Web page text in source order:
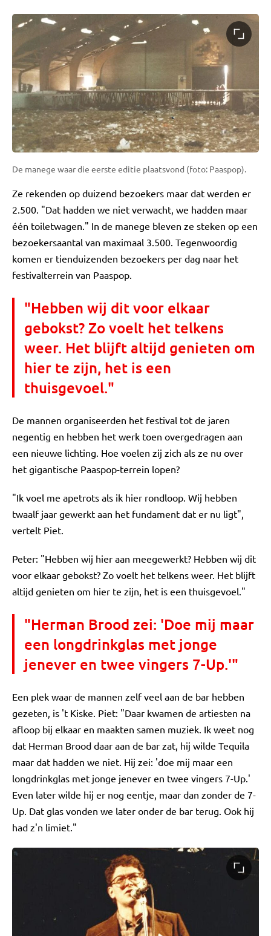
De manege waar die eerste editie plaatsvond (foto: Paaspop).
Ze rekenden op duizend bezoekers maar dat werden er
2.500. "Dat hadden we niet verwacht, we hadden maar
één toiletwagen." In de manege bleven ze steken op een
bezoekersaantal van maximaal 3.500. Tegenwoordig
komen er tienduizenden bezoekers per dag naar het
festivalterrein van Paaspop.
"Hebben wij dit voor elkaar
gebokst? Zo voelt het telkens
weer. Het blijft altijd genieten om
hier te zijn, het is een
thuisgevoel."
De mannen organiseerden het festival tot de jaren
negentig en hebben het werk toen overgedragen aan
een nieuwe lichting. Hoe voelen zij zich als ze nu over
het gigantische Paaspop-terrein lopen?
"Ik voel me apetrots als ik hier rondloop. Wij hebben
twaalf jaar gewerkt aan het fundament dat er nu ligt",
vertelt Piet.
Peter: "Hebben wij hier aan meegewerkt? Hebben wij dit
voor elkaar gebokst? Zo voelt het telkens weer. Het blijft
altijd genieten om hier te zijn, het is een thuisgevoel."
"Herman Brood zei: 'Doe mij maar
een longdrinkglas met jonge
jenever en twee vingers 7-Up.'"
Een plek waar de mannen zelf veel aan de bar hebben
gezeten, is 't Kiske. Piet: "Daar kwamen de artiesten na
afloop bij elkaar en maakten samen muziek. Ik weet nog
dat Herman Brood daar aan de bar zat, hij wilde Tequila
maar dat hadden we niet. Hij zei: 'doe mij maar een
longdrinkglas met jonge jenever en twee vingers 7-Up.'
Even later wilde hij er nog eentje, maar dan zonder de 7-
Up. Dat glas vonden we later onder de bar terug. Ook hij
had z'n limiet."